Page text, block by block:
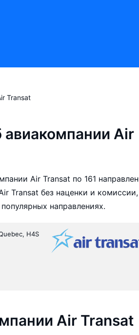
Transat
Air
Air Transat по 161
Transat без наценки и комиссии,
направлениях.
H4S
Air Transat